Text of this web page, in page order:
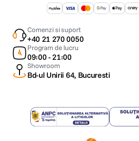
Comenzi si suport
+40 21 270 0050
Program de lucru
09:00 - 21:00
Showroom
Bd-ul Unirii 64, Bucuresti